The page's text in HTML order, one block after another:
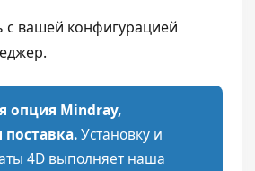
с вашей конфигурацией
опция Mindray,
Установку и
4D выполняет наша